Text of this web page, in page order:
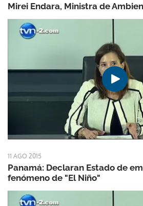
Mirei Endara, Ministra de
11 AGO 2015
Panamá: Declaran Estado de
fenómeno de "El Niño"